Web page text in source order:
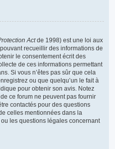
Actde 1998) est une loi aux
recueillir des informations de
le consentement écrit des
de ces informations permettant
Si vous n’êtes pas sûr que cela
ou que quelqu’un le fait à
pour obtenir son avis. Notez
ce forum ne peuvent pas fournir
contactés pour des questions
celles mentionnées dans la
les questions légales concernant